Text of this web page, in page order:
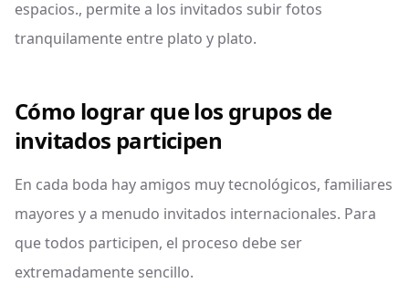
espacios., permite a los invitados subir fotos
tranquilamente entre plato y plato.
Cómo lograr que los grupos de
invitados participen
En cada boda hay amigos muy tecnológicos, familiares
mayores y a menudo invitados internacionales. Para
que todos participen, el proceso debe ser
extremadamente sencillo.